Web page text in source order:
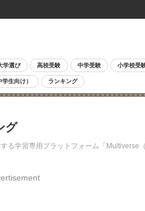
学選び 高校受験 中学受験 小学校受
生向け） ランキング
グ
学習専用プラットフォーム「